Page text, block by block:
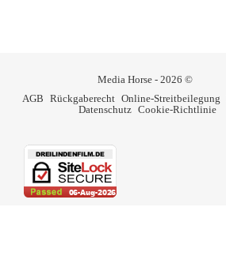
Media Horse - 2026 ©
AGB Rückgaberecht Online-Streitbeilegung
Datenschutz Cookie-Richtlinie